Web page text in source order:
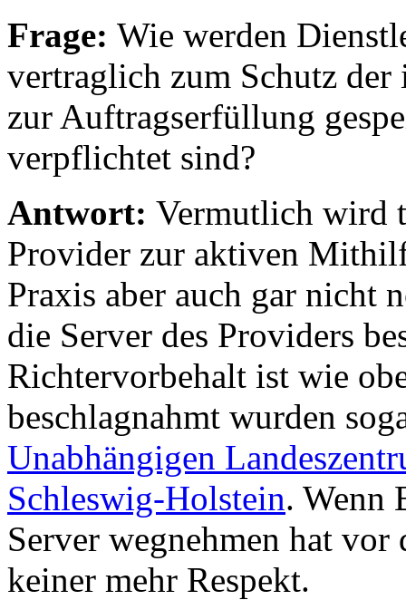
Frage: Wie werden
vertraglich zum Schutz
zur Auftragserfüllung
verpflichtet sind?
Antwort: Vermutlich wird
Provider zur aktiven
Praxis aber auch gar nicht
die Server des Providers
Richtervorbehalt ist wie
beschlagnahmt wurden
Unabhängigen
Schleswig-Holstein. Wenn
Server wegnehmen hat
keiner mehr Respekt.